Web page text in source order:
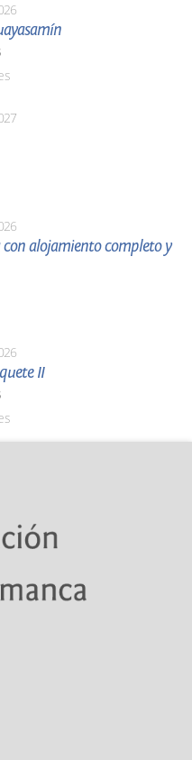
con alojamiento completo y
II